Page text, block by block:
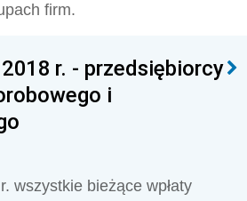
firm.
2018 r. - przedsiębiorcy
i
wszystkie bieżące wpłaty